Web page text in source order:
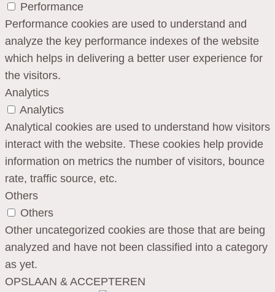
Performance
Performance cookies are used to understand and
analyze the key performance indexes of the website
which helps in delivering a better user experience for
the visitors.
Analytics
Analytics
Analytical cookies are used to understand how visitors
interact with the website. These cookies help provide
information on metrics the number of visitors, bounce
rate, traffic source, etc.
Others
Others
Other uncategorized cookies are those that are being
analyzed and have not been classified into a category
as yet.
OPSLAAN & ACCEPTEREN